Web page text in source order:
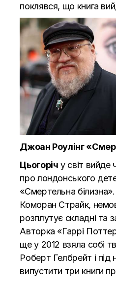
поклявся, що книга
Джоан Роулінг «
Цьогоріч у світ вийде
про лондонського
«Смертельна
Коморан Страйк,
розплутує складні та
Авторка «Гаррі
ще у 2012 взяла собі
Роберт Гелбрейт і під
випустити три книги